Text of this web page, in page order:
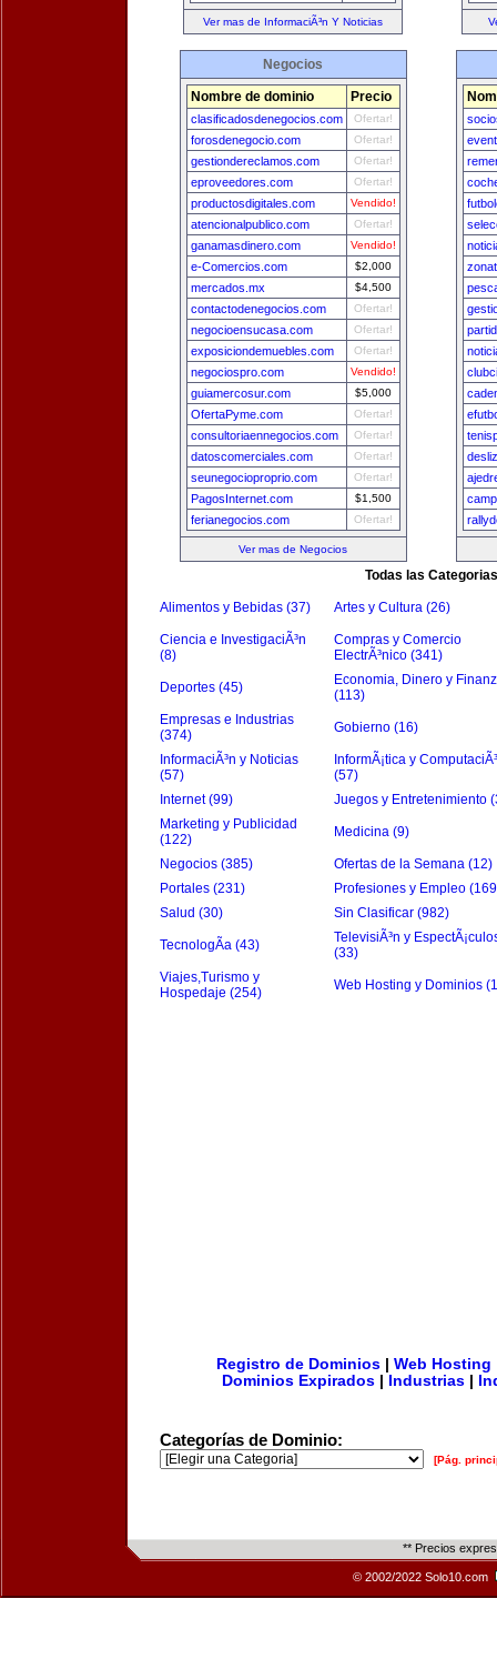
Ver mas de InformaciÃ³n Y Noticias
Negocios
Nombre de dominio Precio
clasificadosdenegocios.com Ofertar!
forosdenegocio.com Ofertar!
gestiondereclamos.com Ofertar!
eproveedores.com Ofertar!
productosdigitales.com Vendido!
atencionalpublico.com Ofertar!
ganamasdinero.com Vendido!
e-Comercios.com $2,000
mercados.mx $4,500
contactodenegocios.com Ofertar!
negocioensucasa.com Ofertar!
exposiciondemuebles.com Ofertar!
negociospro.com Vendido!
guiamercosur.com $5,000
OfertaPyme.com Ofertar!
consultoriaennegocios.com Ofertar!
datoscomerciales.com Ofertar!
seunegocioproprio.com Ofertar!
PagosInternet.com $1,500
ferianegocios.com Ofertar!
Ver mas de Negocios
Todas las Categorias
Alimentos y Bebidas (37) Artes y Cultura (26)
Ciencia e InvestigaciÃ³n
(8)
Compras y Comercio
ElectrÃ³nico (341)
Deportes (45)
Economia, Dinero y
(113)
Empresas e Industrias
(374)
Gobierno (16)
InformaciÃ³n y Noticias
(57)
InformÃ¡tica y
(57)
Internet (99)
Juegos y Entretenimiento
Marketing y Publicidad
(122)
Medicina (9)
Negocios (385)
Ofertas de la Semana (12)
Portales (231)
Profesiones y Empleo
Salud (30)
Sin Clasificar (982)
TecnologÃ­a (43)
TelevisiÃ³n y
(33)
Viajes,Turismo y
Hospedaje (254)
Web Hosting y Dominios
Registro de Dominios| Web Hosting
Dominios Expirados
Industrias
Categorías de Dominio:
[Pág.
** Precios
© 2002/2022 Solo10.com